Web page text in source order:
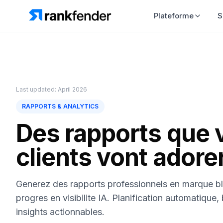
Plateforme
Last updated: April 2026
RAPPORTS & ANALYTICS
Des rapports que
clients vont
Generez des rapports professionnels en marque
progres en visibilite IA. Planification automatique,
insights actionnables.